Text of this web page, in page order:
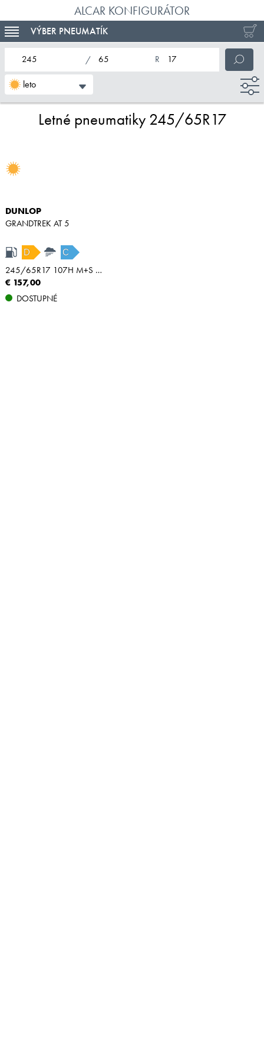
ALCAR KONFIGURÁTOR
TOGGLE NAVIGATION
VÝBER PNEUMATÍK
leto
nominálna šírka pneumatiky
profil pneumatiky
nominálny priemer pneumatiky
Letné pneumatiky 245/65R17
DUNLOP
GRANDTREK AT 5
D C
245/65R17 107H M+S OWL
€ 157,00
DOSTUPNÉ